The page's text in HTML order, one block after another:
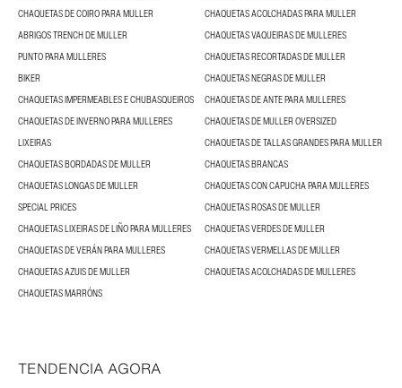
CHAQUETAS DE COIRO PARA MULLER
CHAQUETAS ACOLCHADAS PARA MULLER
ABRIGOS TRENCH DE MULLER
CHAQUETAS VAQUEIRAS DE MULLERES
PUNTO PARA MULLERES
CHAQUETAS RECORTADAS DE MULLER
BIKER
CHAQUETAS NEGRAS DE MULLER
CHAQUETAS IMPERMEABLES E CHUBASQUEIROS
CHAQUETAS DE ANTE PARA MULLERES
CHAQUETAS DE INVERNO PARA MULLERES
CHAQUETAS DE MULLER OVERSIZED
LIXEIRAS
CHAQUETAS DE TALLAS GRANDES PARA MULLER
CHAQUETAS BORDADAS DE MULLER
CHAQUETAS BRANCAS
CHAQUETAS LONGAS DE MULLER
CHAQUETAS CON CAPUCHA PARA MULLERES
SPECIAL PRICES
CHAQUETAS ROSAS DE MULLER
CHAQUETAS LIXEIRAS DE LIÑO PARA MULLERES
CHAQUETAS VERDES DE MULLER
CHAQUETAS DE VERÁN PARA MULLERES
CHAQUETAS VERMELLAS DE MULLER
CHAQUETAS AZUIS DE MULLER
CHAQUETAS ACOLCHADAS DE MULLERES
CHAQUETAS MARRÓNS
TENDENCIA AGORA